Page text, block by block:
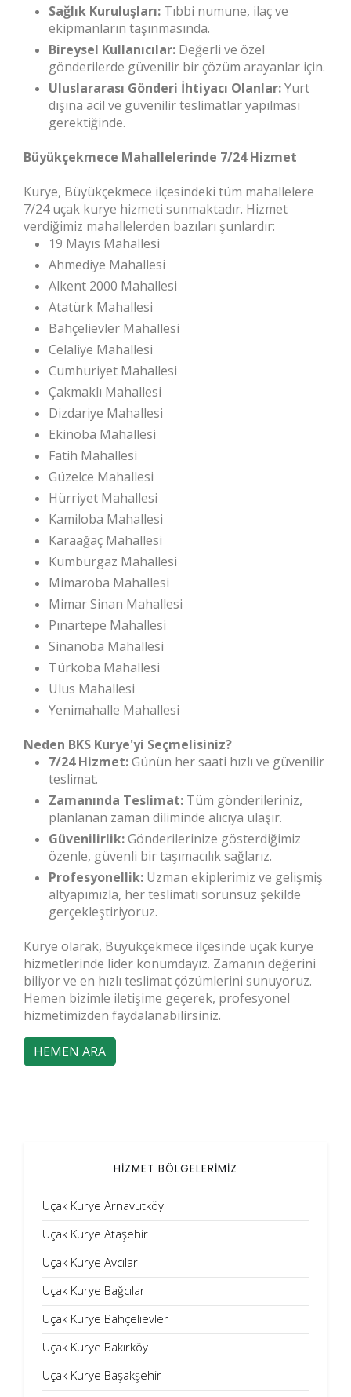
Sağlık Kuruluşları: Tıbbi numune, ilaç ve
ekipmanların taşınmasında.
Bireysel Kullanıcılar: Değerli ve özel
gönderilerde güvenilir bir çözüm arayanlar için.
Uluslararası Gönderi İhtiyacı Olanlar:Yurt
dışına acil ve güvenilir teslimatlar yapılması
gerektiğinde.
Büyükçekmece Mahallelerinde 7/24 Hizmet
Kurye, Büyükçekmece ilçesindeki tüm mahallelere
7/24 uçak kurye hizmeti sunmaktadır. Hizmet
verdiğimiz mahallelerden bazıları şunlardır:
19 Mayıs Mahallesi
Ahmediye Mahallesi
Alkent 2000 Mahallesi
Atatürk Mahallesi
Bahçelievler Mahallesi
Celaliye Mahallesi
Cumhuriyet Mahallesi
Çakmaklı Mahallesi
Dizdariye Mahallesi
Ekinoba Mahallesi
Fatih Mahallesi
Güzelce Mahallesi
Hürriyet Mahallesi
Kamiloba Mahallesi
Karaağaç Mahallesi
Kumburgaz Mahallesi
Mimaroba Mahallesi
Mimar Sinan Mahallesi
Pınartepe Mahallesi
Sinanoba Mahallesi
Türkoba Mahallesi
Ulus Mahallesi
Yenimahalle Mahallesi
Neden BKS Kurye'yi Seçmelisiniz?
7/24 Hizmet:Günün her saati hızlı ve güvenilir
teslimat.
Zamanında Teslimat: Tüm gönderileriniz,
planlanan zaman diliminde alıcıya ulaşır.
Güvenilirlik:Gönderilerinize gösterdiğimiz
özenle, güvenli bir taşımacılık sağlarız.
Profesyonellik: Uzman ekiplerimiz ve gelişmiş
altyapımızla, her teslimatı sorunsuz şekilde
gerçekleştiriyoruz.
Kurye olarak, Büyükçekmece ilçesinde uçak kurye
hizmetlerinde lider konumdayız. Zamanın değerini
biliyor ve en hızlı teslimat çözümlerini sunuyoruz.
Hemen bizimle iletişime geçerek, profesyonel
hizmetimizden faydalanabilirsiniz.
HEMEN ARA
HİZMET BÖLGELERİMİZ
Uçak Kurye Arnavutköy
Uçak Kurye Ataşehir
Uçak Kurye Avcılar
Uçak Kurye Bağcılar
Uçak Kurye Bahçelievler
Uçak Kurye Bakırköy
Uçak Kurye Başakşehir